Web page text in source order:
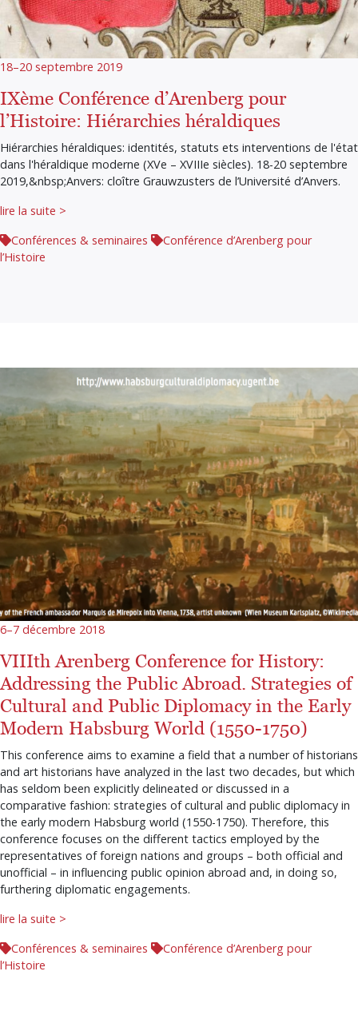
18–20 septembre 2019
IXème Conférence d’Arenberg pour
l’Histoire: Hiérarchies héraldiques
Hiérarchies héraldiques: identités, statuts ets interventions de l'état
dans l'héraldique moderne (XVe – XVIIIe siècles). 18-20 septembre
2019,&nbsp;Anvers: cloître Grauwzusters de l’Université d’Anvers.
lire la suite >
Conférences & seminaires
Conférence d’Arenberg pour
l’Histoire
6–7 décembre 2018
VIIIth Arenberg Conference for History:
Addressing the Public Abroad. Strategies of
Cultural and Public Diplomacy in the Early
Modern Habsburg World (1550-1750)
This conference aims to examine a field that a number of historians
and art historians have analyzed in the last two decades, but which
has seldom been explicitly delineated or discussed in a
comparative fashion: strategies of cultural and public diplomacy in
the early modern Habsburg world (1550-1750). Therefore, this
conference focuses on the different tactics employed by the
representatives of foreign nations and groups – both official and
unofficial – in influencing public opinion abroad and, in doing so,
furthering diplomatic engagements.
lire la suite >
Conférences & seminaires
Conférence d’Arenberg pour
l’Histoire